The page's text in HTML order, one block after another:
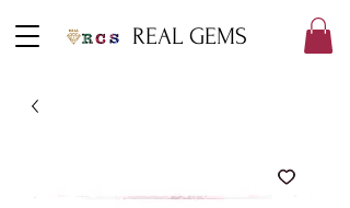
REAL GEMS